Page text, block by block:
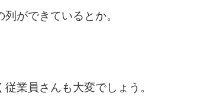
ができているとか。
業員さんも大変でしょう。